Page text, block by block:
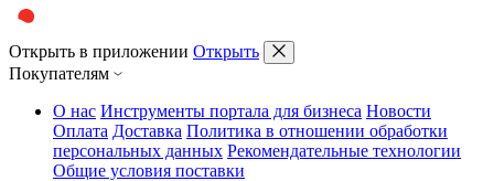
Открыть в приложении Открыть
Покупателям
О нас Инструменты портала для бизнеса Новости
Оплата Доставка Политика в отношении обработки
персональных данных Рекомендательные технологии
Общие условия поставки